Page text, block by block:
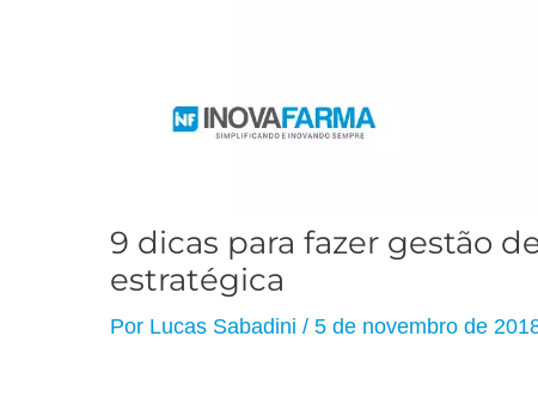
9 dicas para fazer gestão
estratégica
Por Lucas Sabadini / 5 de novembro de